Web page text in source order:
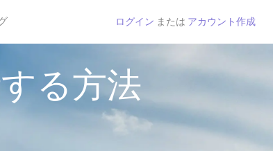
ログイン または アカウント作成
る方法